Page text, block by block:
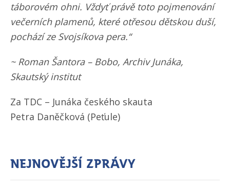
táborovém ohni. Vždyť právě toto pojmenování
večerních plamenů, které otřesou dětskou duší,
pochází ze Svojsíkova pera.“
~ Roman Šantora – Bobo, Archiv Junáka,
Skautský institut
Za TDC – Junáka českého skauta
Petra Daněčková (Peťule)
Nejnovější zprávy